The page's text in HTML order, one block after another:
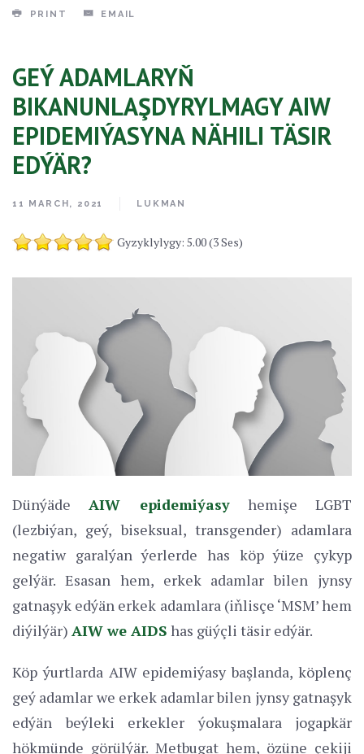
PRINT EMAIL
GEÝ ADAMLARYŇ
BIKANUNLAŞDYRYLMAGY AIW
EPIDEMIÝASYNA NÄHILI TÄSIR
EDÝÄR?
11 MARCH, 2021 LUKMAN
Gyzyklylygy: 5.00 (3 Ses)
Dünýäde AIW epidemiýasyhemişe LGBT
(lezbiýan, geý, biseksual, transgender) adamlara
negatiw garalýan ýerlerde has köp ýüze çykyp
gelýär. Esasan hem, erkek adamlar bilen jynsy
gatnaşyk edýän erkek adamlara (iňlisçe ‘MSM’ hem
diýilýär) AIW we AIDS has güýçli täsir edýär.
Köp ýurtlarda AIW epidemiýasy başlanda, köplenç
geý adamlar we erkek adamlar bilen jynsy gatnaşyk
edýän beýleki erkekler ýokuşmalara jogapkär
hökmünde görülýär. Metbugat hem, özüne çekiji